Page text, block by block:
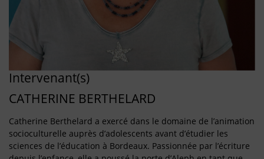
Intervenant(s)
CATHERINE BERTHELARD
Catherine Berthelard a exercé dans le domaine de l’animation
socioculturelle auprès d’adolescents avant d’étudier les
sciences de l’éducation à Bordeaux. Passionnée par l’écriture